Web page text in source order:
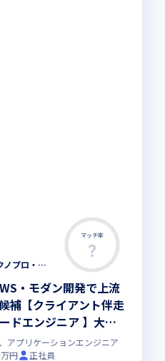
マッチ率
株式会社テクノプロ テクノプロ・エンジニアリング社
・モダン開発で上流
補【クライアント伴走
ドエンジニア 】大手
クト多数／残業少・福
アプリケーションエンジニア
円
正社員